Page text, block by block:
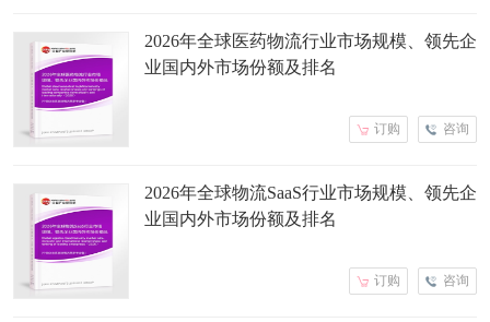
2026年全球医药物流行业市场规模、领先企
业国内外市场份额及排名
咨询
订购
2026年全球物流SaaS行业市场规模、领先企
业国内外市场份额及排名
咨询
订购